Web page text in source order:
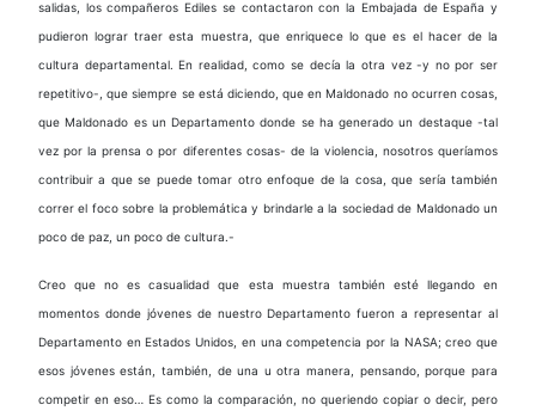
salidas, los compañeros Ediles se contactaron con la Embajada de España y
pudieron lograr traer esta muestra, que enriquece lo que es el hacer de la
cultura departamental. En realidad, como se decía la otra vez -y no por ser
repetitivo-, que siempre se está diciendo, que en Maldonado no ocurren cosas,
que Maldonado es un Departamento donde se ha generado un destaque -tal
vez por la prensa o por diferentes cosas- de la violencia, nosotros queríamos
contribuir a que se puede tomar otro enfoque de la cosa, que sería también
correr el foco sobre la problemática y brindarle a la sociedad de Maldonado un
poco de paz, un poco de cultura.-
Creo que no es casualidad que esta muestra también esté llegando en
momentos donde jóvenes de nuestro Departamento fueron a representar al
Departamento en Estados Unidos, en una competencia por la NASA; creo que
esos jóvenes están, también, de una u otra manera, pensando, porque para
competir en eso… Es como la comparación, no queriendo copiar o decir, pero